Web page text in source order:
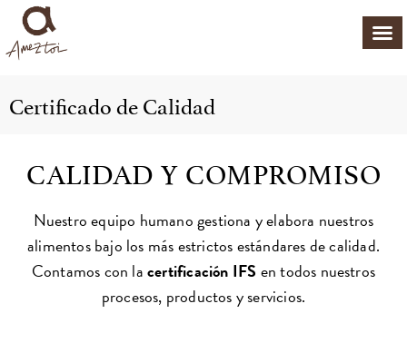
Certificado de Calidad
CALIDAD Y COMPROMISO
Nuestro equipo humano gestiona y elabora nuestros
alimentos bajo los más estrictos estándares de calidad.
Contamos con lacertificación IFS en todos nuestros
procesos, productos y servicios.